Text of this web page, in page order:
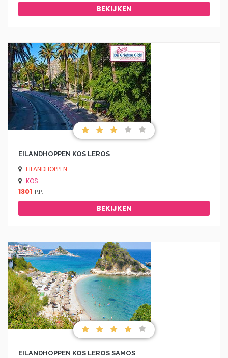
BEKIJKEN
EILANDHOPPEN KOS LEROS
EILANDHOPPEN
KOS
1301 P.P.
BEKIJKEN
EILANDHOPPEN KOS LEROS SAMOS